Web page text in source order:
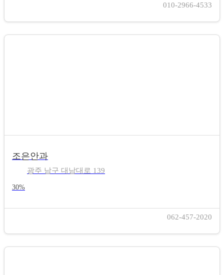
010-2966-4533
조은안과
광주 남구 대남대로 139
30%
062-457-2020